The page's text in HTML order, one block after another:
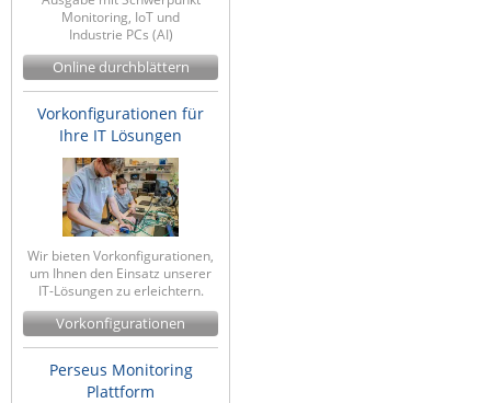
Monitoring, IoT und
Industrie PCs (AI)
Online durchblättern
Vorkonfigurationen für
Ihre IT Lösungen
Wir bieten Vorkonfigurationen,
um Ihnen den Einsatz unserer
IT-Lösungen zu erleichtern.
Vorkonfigurationen
Perseus Monitoring
Plattform